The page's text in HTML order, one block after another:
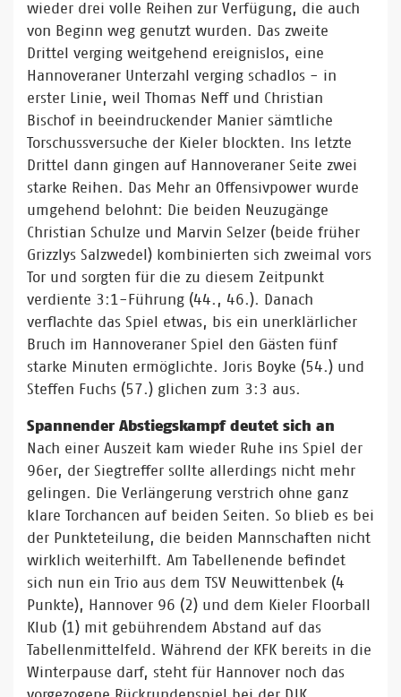
wieder drei volle Reihen zur Verfügung, die auch
von Beginn weg genutzt wurden. Das zweite
Drittel verging weitgehend ereignislos, eine
Hannoveraner Unterzahl verging schadlos - in
erster Linie, weil Thomas Neff und Christian
Bischof in beeindruckender Manier sämtliche
Torschussversuche der Kieler blockten. Ins letzte
Drittel dann gingen auf Hannoveraner Seite zwei
starke Reihen. Das Mehr an Offensivpower wurde
umgehend belohnt: Die beiden Neuzugänge
Christian Schulze und Marvin Selzer (beide früher
Grizzlys Salzwedel) kombinierten sich zweimal vors
Tor und sorgten für die zu diesem Zeitpunkt
verdiente 3:1-Führung (44., 46.). Danach
verflachte das Spiel etwas, bis ein unerklärlicher
Bruch im Hannoveraner Spiel den Gästen fünf
starke Minuten ermöglichte. Joris Boyke (54.) und
Steffen Fuchs (57.) glichen zum 3:3 aus.
Spannender Abstiegskampf deutet sich an
Nach einer Auszeit kam wieder Ruhe ins Spiel der
96er, der Siegtreffer sollte allerdings nicht mehr
gelingen. Die Verlängerung verstrich ohne ganz
klare Torchancen auf beiden Seiten. So blieb es bei
der Punkteteilung, die beiden Mannschaften nicht
wirklich weiterhilft. Am Tabellenende befindet
sich nun ein Trio aus dem TSV Neuwittenbek (4
Punkte), Hannover 96 (2) und dem Kieler Floorball
Klub (1) mit gebührendem Abstand auf das
Tabellenmittelfeld. Während der KFK bereits in die
Winterpause darf, steht für Hannover noch das